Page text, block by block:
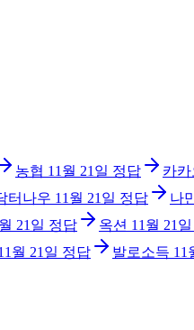
농협 11월 21일 정답 카카
터나우 11월 21일 정답 나
21일 정답 옥션 11월 21일
월 21일 정답 발로소득 11